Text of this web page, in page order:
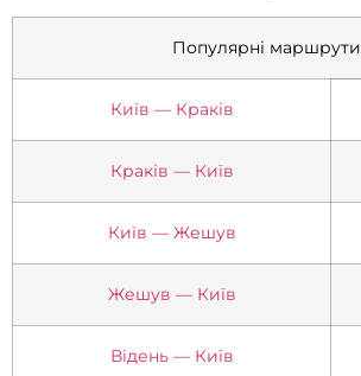
Популярні маршрути
Київ — Краків
Краків — Київ
Київ — Жешув
Жешув — Київ
Відень — Київ